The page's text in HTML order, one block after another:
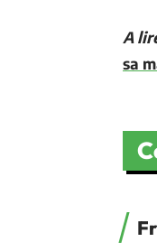
A
sa